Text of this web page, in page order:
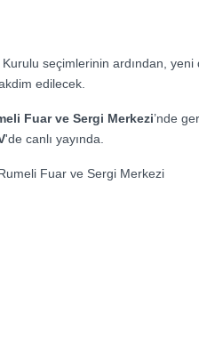
seçimlerinin ardından,
edilecek.
Fuar ve Sergi Merkezi’nde
'de canlı yayında.
Fuar ve Sergi Merkezi